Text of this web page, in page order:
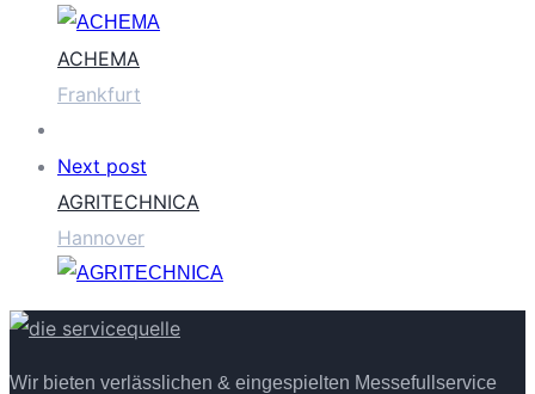
ACHEMA
Frankfurt
Next post
AGRITECHNICA
Hannover
Wir bieten verlässlichen & eingespielten Messefullservice